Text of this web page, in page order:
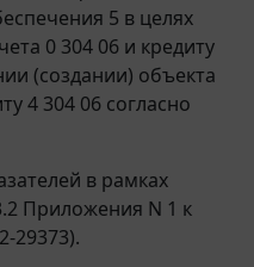
5 в целях
0 304 06 и кредиту
(создании) объекта
4 304 06 согласно
в рамках
Приложения N 1 к
29373).